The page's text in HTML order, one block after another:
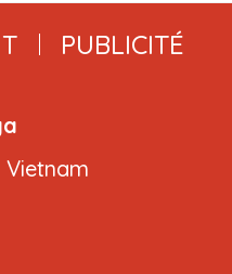
PUBLICITÉ
Vietnam